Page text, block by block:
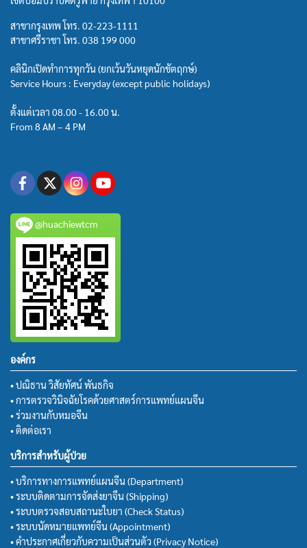
สาขากรุงเทพ โทร. 02-223-1111
สาขาศรีราชา โทร. 038 199 000
คลินิกเปิดทำการทุกวัน (ยกเว้นวันหยุดนักขัตฤกษ์)
Service Hours : Everyday (except public holidays)
ตั้งแต่เวลา 08.00 - 16.00 น.
From 8 AM – 4 PM
@huachiewtcm
องค์กร
• ปณิธาน วิสัยทัศน์ พันธกิจ
• การตรวจวินิจฉัยโรคด้วยศาสตร์การแพทย์แผนจีน
• ร่วมงานกับหมอจีน
• ติดต่อเรา
บริการสำหรับผู้ป่วย
• บริการทางการแพทย์แผนจีน (Department)
• ระบบติดตามการจัดส่งยาจีน (Shipping)
• ระบบตรวจสอบสถานะใบยา (Check Status)
• ระบบนัดหมายแพทย์จีน (Appointment)
• คำประกาศเกี่ยวกับความเป็นส่วนตัว (Privacy Notice)